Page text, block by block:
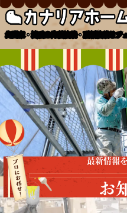
北関東・埼玉の外壁塗装・屋根塗装リフ
最新情報
お